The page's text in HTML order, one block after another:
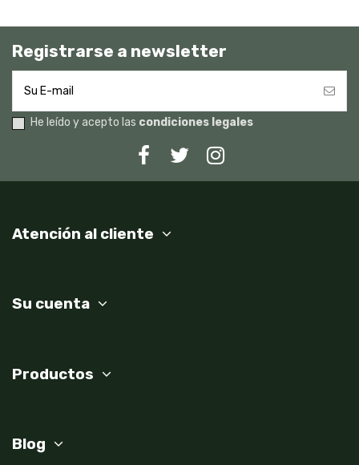
Registrarse a newsletter
He leído y acepto las condiciones legales
Atención al cliente
Su cuenta
Productos
Blog